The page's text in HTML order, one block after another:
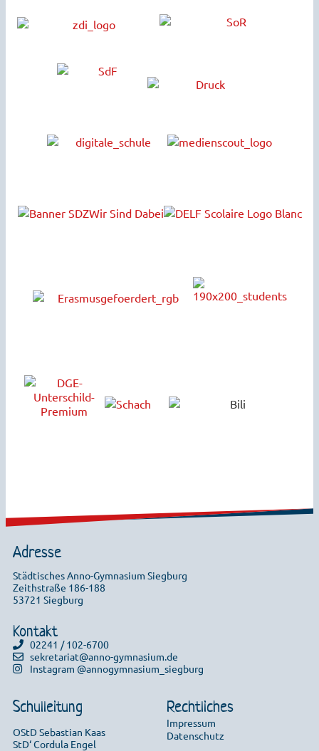
Adresse
Städtisches Anno-Gymnasium Siegburg
Zeithstraße 186-188
53721 Siegburg
Kontakt
02241 / 102-6700
sekretariat@anno-gymnasium.de
Instagram @annogymnasium_siegburg
Schulleitung
OStD Sebastian Kaas
StD‘ Cordula Engel
Rechtliches
Impressum
Datenschutz